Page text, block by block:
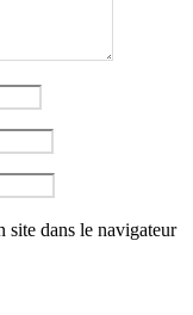
site dans le navigateur